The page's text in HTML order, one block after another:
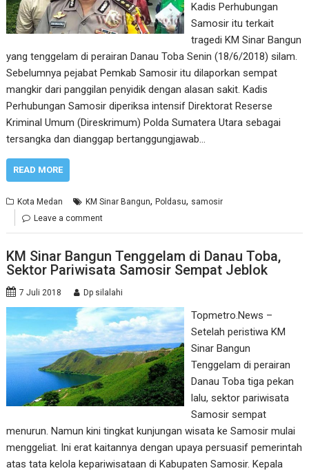
Kadis Perhubungan
Samosir itu terkait
tragedi KM Sinar Bangun
yang tenggelam di perairan Danau Toba Senin (18/6/2018) silam.
Sebelumnya pejabat Pemkab Samosir itu dilaporkan sempat
mangkir dari panggilan penyidik dengan alasan sakit. Kadis
Perhubungan Samosir diperiksa intensif Direktorat Reserse
Kriminal Umum (Direskrimum) Polda Sumatera Utara sebagai
tersangka dan dianggap bertanggungjawab…
READ MORE
Kota Medan KM Sinar Bangun,Poldasu, samosir
Leave a comment
KM Sinar Bangun Tenggelam di Danau Toba,
Sektor Pariwisata Samosir Sempat Jeblok
7 Juli 2018 Dp silalahi
Topmetro.News –
Setelah peristiwa KM
Sinar Bangun
Tenggelam di perairan
Danau Toba tiga pekan
lalu, sektor pariwisata
Samosir sempat
menurun. Namun kini tingkat kunjungan wisata ke Samosir mulai
menggeliat. Ini erat kaitannya dengan upaya persuasif pemerintah
atas tata kelola kepariwisataan di Kabupaten Samosir. Kepala